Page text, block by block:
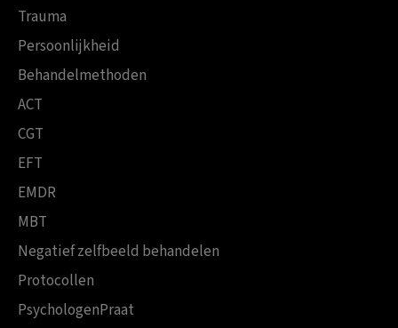
Trauma
Persoonlijkheid
Behandelmethoden
ACT
CGT
EFT
EMDR
MBT
Negatief zelfbeeld behandelen
Protocollen
PsychologenPraat